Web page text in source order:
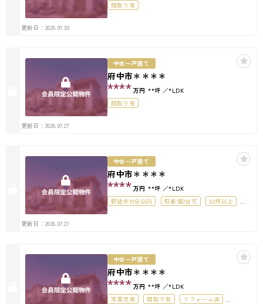
間取り有
更新日：2026.07.30
中古一戸建て
府中市＊＊＊＊
**** 万円 **坪
*LDK
間取り有
更新日：2026.07.27
中古一戸建て
府中市＊＊＊＊
**** 万円 **坪
*LDK
駅徒歩10分以内
駐車場2台可
50坪以上
更新日：2026.07.27
中古一戸建て
府中市＊＊＊＊
**** 万円 **坪
*LDK
写真充実
間取り有
リフォーム済